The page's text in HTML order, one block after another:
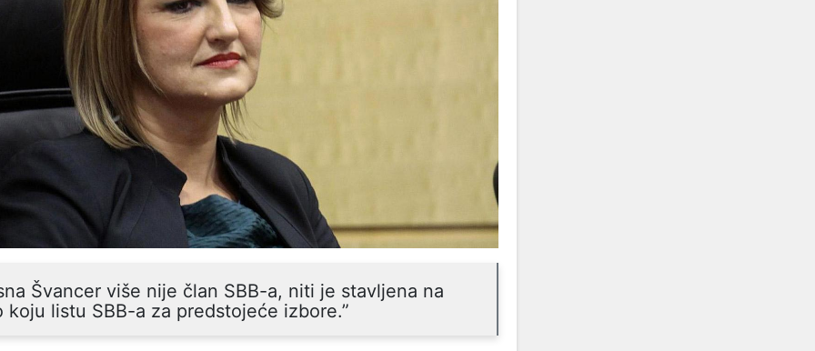
Švancer više nije član SBB-a, niti je stavljena na
koju listu SBB-a za predstojeće izbore.”